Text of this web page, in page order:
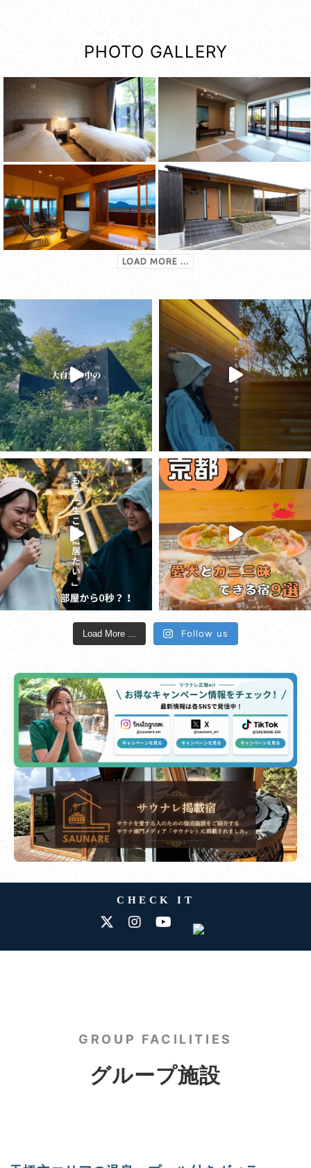
PHOTO GALLERY
LOAD MORE ...
Load More ... Follow us
CHECK IT
GROUP FACILITIES
グループ施設